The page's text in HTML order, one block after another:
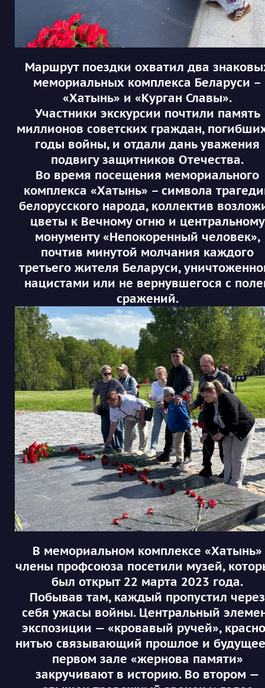
Маршрут поездки охватил два
мемориальных комплекса Беларуси –
«Хатынь» и «Курган Славы».
Участники экскурсии почтили память
миллионов советских граждан,
годы войны, и отдали дань уважения
подвигу защитников Отечества.
Во время посещения мемориального
комплекса «Хатынь» – символа
белорусского народа, коллектив
цветы к Вечному огню и центральному
монументу «Непокоренный человек»,
почтив минутой молчания каждого
третьего жителя Беларуси,
нацистами или не вернувшегося с
сражений.
В мемориальном комплексе «Хатынь»
члены профсоюза посетили музей,
был открыт 22 марта 2023 года.
Побывав там, каждый пропустил через
себя ужасы войны. Центральный
экспозиции — «кровавый ручей»,
нитью связывающий прошлое и
первом зале «жернова памяти»
закручивают в историю. Во втором —